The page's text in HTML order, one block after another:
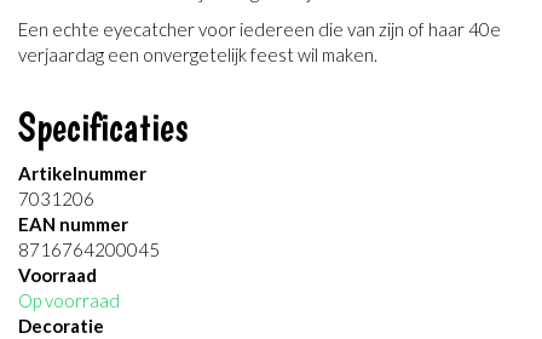
Een echte eyecatcher voor iedereen die van zijn of haar 40e
verjaardag een onvergetelijk feest wil maken.
Specificaties
Artikelnummer
7031206
EAN nummer
8716764200045
Voorraad
Op voorraad
Decoratie